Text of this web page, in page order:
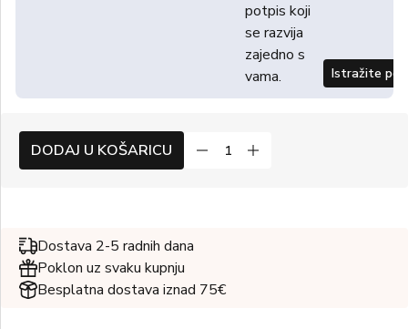
potpis koji
se razvija
zajedno s
vama.
Istražite
DODAJ U KOŠARICU
Dostava 2-5 radnih dana
Poklon uz svaku kupnju
Besplatna dostava iznad 75€